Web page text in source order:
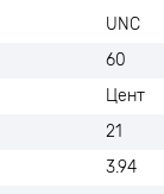
UNC
60
Цент
21
3.94